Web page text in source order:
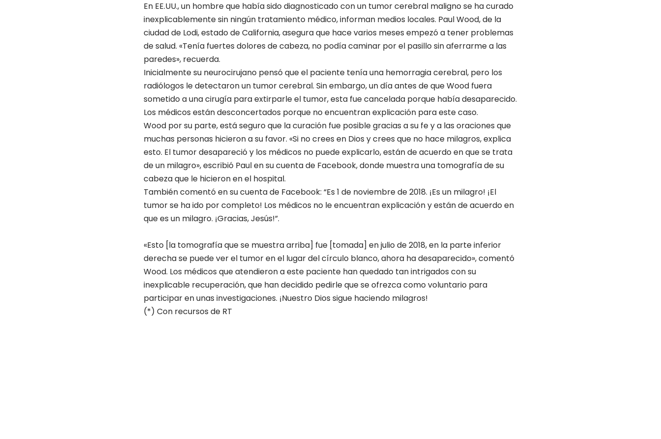
En EE.UU., un hombre que había sido diagnosticado con un tumor cerebral maligno se ha curado
inexplicablemente sin ningún tratamiento médico, informan medios locales. Paul Wood, de la
ciudad de Lodi, estado de California, asegura que hace varios meses empezó a tener problemas
de salud. «Tenía fuertes dolores de cabeza, no podía caminar por el pasillo sin aferrarme a las
paredes», recuerda.
Inicialmente su neurocirujano pensó que el paciente tenía una hemorragia cerebral, pero los
radiólogos le detectaron un tumor cerebral. Sin embargo, un día antes de que Wood fuera
sometido a una cirugía para extirparle el tumor, esta fue cancelada porque había desaparecido.
Los médicos están desconcertados porque no encuentran explicación para este caso.
Wood por su parte, está seguro que la curación fue posible gracias a su fe y a las oraciones que
muchas personas hicieron a su favor. «Si no crees en Dios y crees que no hace milagros, explica
esto. El tumor desapareció y los médicos no puede explicarlo, están de acuerdo en que se trata
de un milagro»,escribió Paul en su cuenta de Facebook, donde muestra una tomografía de su
cabeza que le hicieron en el hospital.
También comentó en su cuenta de Facebook: “Es 1 de noviembre de 2018. ¡Es un milagro! ¡El
tumor se ha ido por completo! Los médicos no le encuentran explicación y están de acuerdo en
que es un milagro. ¡Gracias, Jesús!”.
«Esto [la tomografía que se muestra arriba] fue [tomada] en julio de 2018, en la parte inferior
derecha se puede ver el tumor en el lugar del círculo blanco, ahora ha desaparecido», comentó
Wood. Los médicos que atendieron a este paciente han quedado tan intrigados con su
inexplicable recuperación, que han decidido pedirle que se ofrezca como voluntario para
participar en unas investigaciones. ¡Nuestro Dios sigue haciendo milagros!
(*) Con recursos de RT